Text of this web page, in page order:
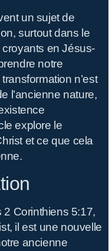
un sujet de
surtout dans le
en Jésus-
notre
n’est
l’ancienne nature,
explore le
et ce que cela
Corinthiens 5:17,
il est une nouvelle
ancienne